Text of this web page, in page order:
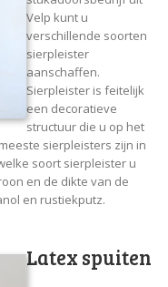
Velp kunt u
verschillende soorten
sierpleister
aanschaffen.
Sierpleister is feitelijk
een decoratieve
structuur die u op het
sierpleisters zijn in
soort sierpleister u
en de dikte van de
en rustiekputz.
Latex spuiten